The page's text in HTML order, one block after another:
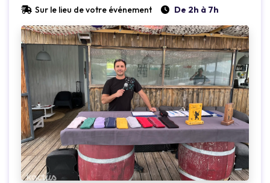
Sur le lieu de votre événement
De 2h à 7h
Loading...